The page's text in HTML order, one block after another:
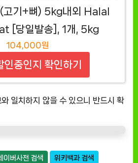
고기+뼈) 5kg내외 Halal
[당일발송], 1개, 5kg
104,000원
인중인지 확인하기
일치하지 않을 수 있으니 반드시 확
이버사전 검색 위키백과 검색